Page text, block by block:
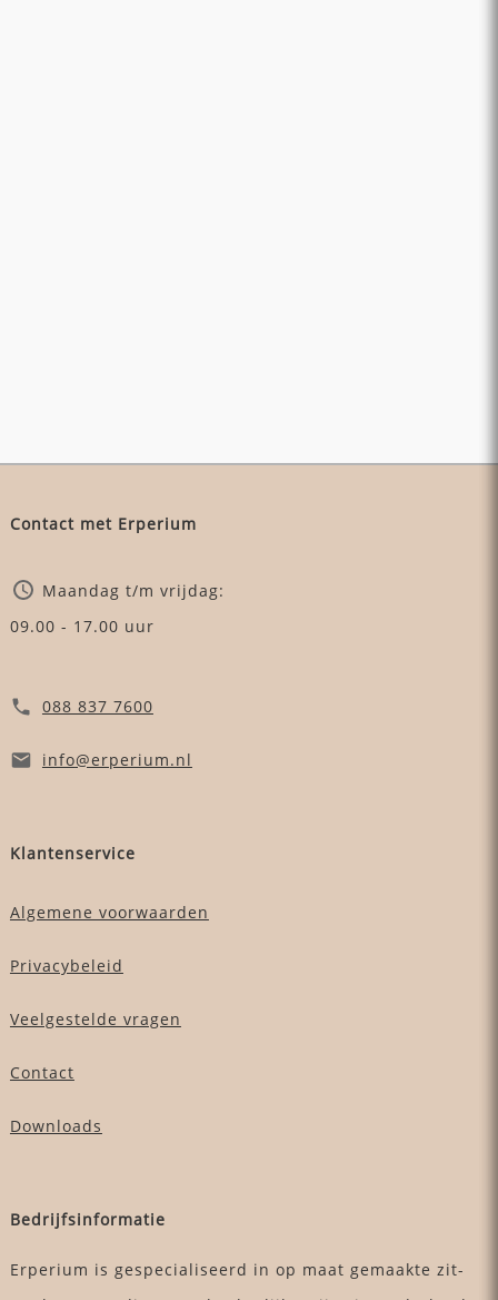
Contact met Erperium
Maandag t/m vrijdag:
09.00 - 17.00 uur
088 837 7600
info@erperium.nl
Klantenservice
Algemene voorwaarden
Privacybeleid
Veelgestelde vragen
Contact
Downloads
Bedrijfsinformatie
Erperium is gespecialiseerd in op maat gemaakte zit-